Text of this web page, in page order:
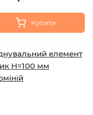
Купити
елемент
H=100 мм